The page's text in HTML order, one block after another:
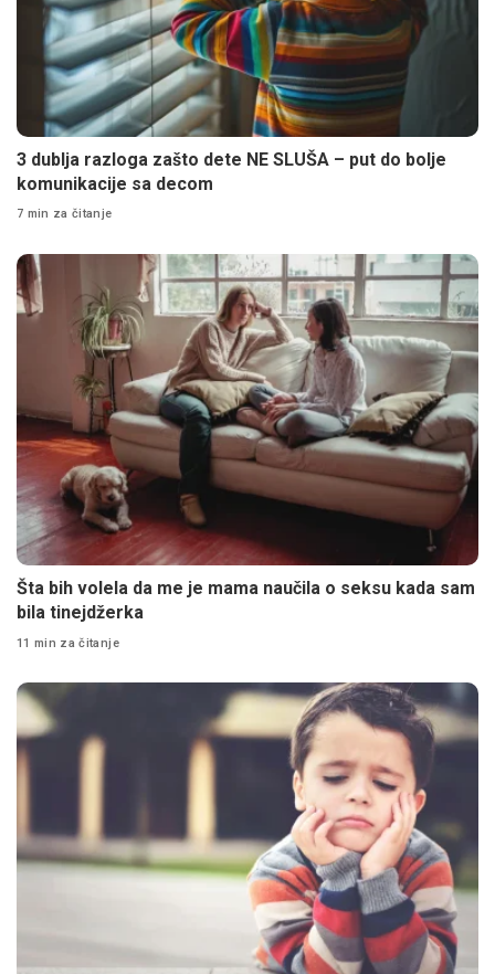
3 dublja razloga zašto dete NE SLUŠA – put do bolje
komunikacije sa decom
7 min za čitanje
Šta bih volela da me je mama naučila o seksu kada sam
bila tinejdžerka
11 min za čitanje